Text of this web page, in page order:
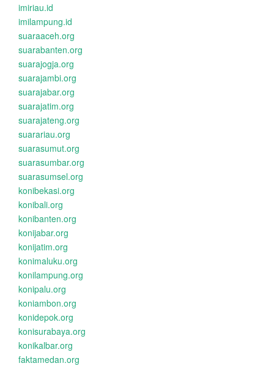
imiriau.id
imilampung.id
suaraaceh.org
suarabanten.org
suarajogja.org
suarajambi.org
suarajabar.org
suarajatim.org
suarajateng.org
suarariau.org
suarasumut.org
suarasumbar.org
suarasumsel.org
konibekasi.org
konibali.org
konibanten.org
konijabar.org
konijatim.org
konimaluku.org
konilampung.org
konipalu.org
koniambon.org
konidepok.org
konisurabaya.org
konikalbar.org
faktamedan.org